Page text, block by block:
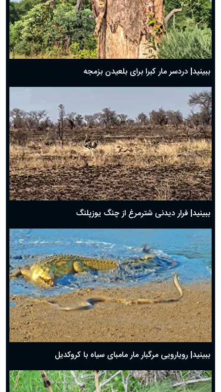
ببینید| دردسر مار کبرا برای بلعیدن بزمجه
ببینید| فرار دیدنی شترمرغ از چنگ یوزپلنگ
ببینید| رویارویی مرگبار مار مامبای سیاه با کروکدیل